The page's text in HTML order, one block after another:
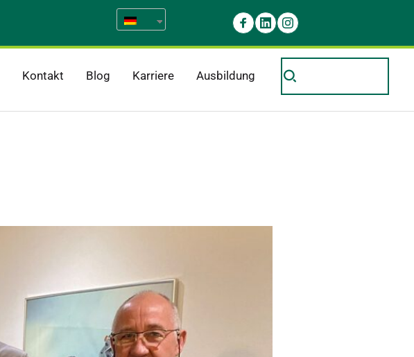
Kontakt Blog Karriere Ausbildung